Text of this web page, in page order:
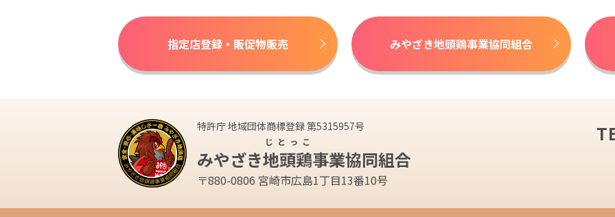
指定店登録・販促物販売 みやざき地頭鶏事業協同組合
特許庁 地域団体商標登録 第5315957号
みやざき地頭鶏
じとっこ
事業協同組合
〒880-0806 宮崎市広島1丁目13番10号